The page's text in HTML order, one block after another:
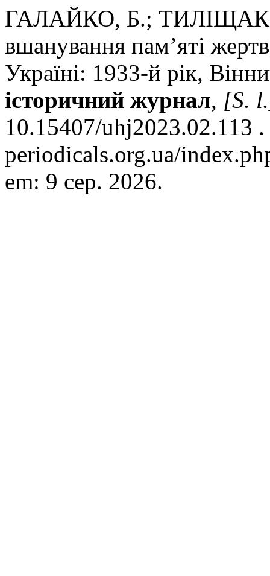
ГАЛАЙКО, Б.; ТИЛІЩАК,
вшанування пам’яті
Україні: 1933-й рік,
історичний журнал, [S.
10.15407/uhj2023.02.113
periodicals.org.ua/
em: 9 сер. 2026.